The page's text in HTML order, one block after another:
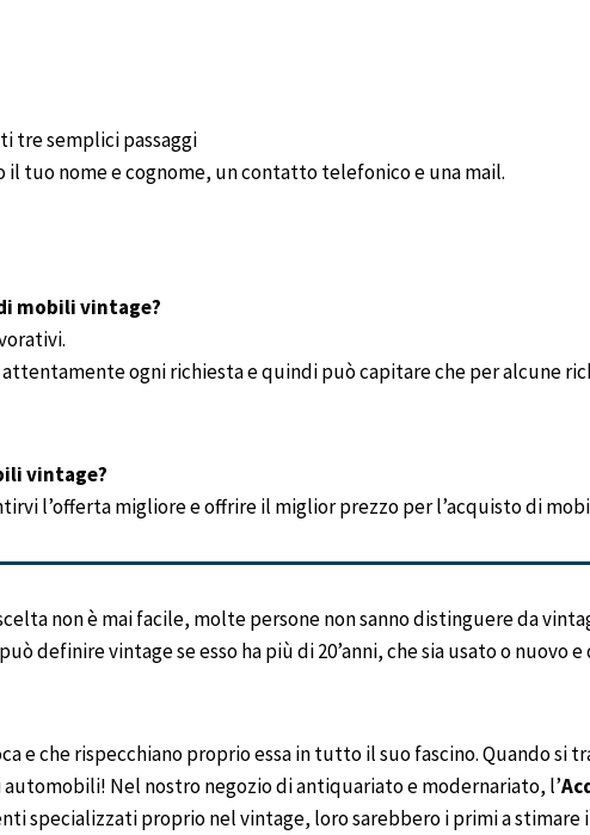
tre semplici passaggi
tuo nome e cognome, un contatto telefonico e una mail.
mobili vintage?
ogni richiesta e quindi può capitare che per alcune
vintage?
l’offerta migliore e offrire il miglior prezzo per l’acquisto di
non è mai facile, molte persone non sanno distinguere da
definire vintage se esso ha più di 20’anni, che sia usato o nuovo
e che rispecchiano proprio essa in tutto il suo fascino. Quando si
Nel nostro negozio di antiquariato e modernariato, l’
specializzati proprio nel vintage, loro sarebbero i primi a